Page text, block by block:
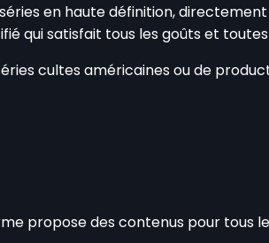
en haute définition,
qui satisfait tous les goûts et toutes
cultes américaines ou de
propose des contenus pour tous